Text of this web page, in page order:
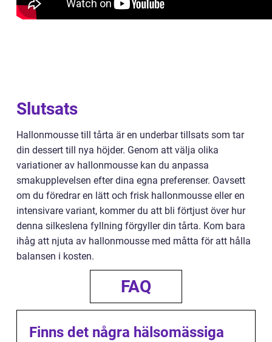
Slutsats
Hallonmousse till tårta är en underbar tillsats som tar
din dessert till nya höjder. Genom att välja olika
variationer av hallonmousse kan du anpassa
smakupplevelsen efter dina egna preferenser. Oavsett
om du föredrar en lätt och frisk hallonmousse eller en
intensivare variant, kommer du att bli förtjust över hur
denna silkeslena fyllning förgyller din tårta. Kom bara
ihåg att njuta av hallonmousse med måtta för att hålla
balansen i kosten.
FAQ
Finns det några hälsomässiga